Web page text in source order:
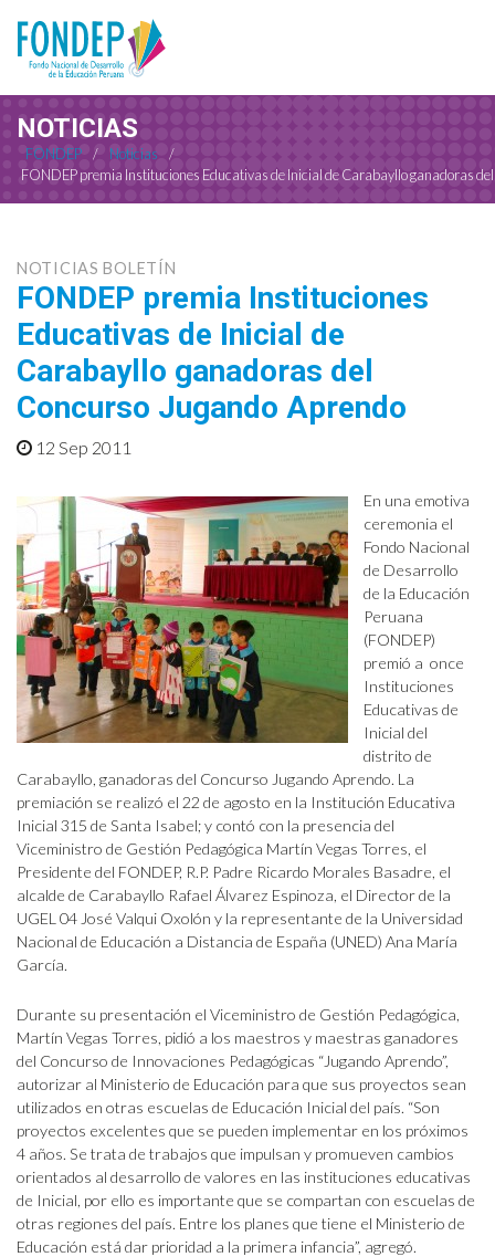
NOTICIAS
FONDEP / Noticias
/
FONDEP premia Instituciones Educativas de Inicial de Carabayllo ganadoras
NOTICIAS BOLETÍN
FONDEP premia Instituciones
Educativas de Inicial de
Carabayllo ganadoras del
Concurso Jugando Aprendo
12 Sep 2011
En una emotiva
ceremonia el
Fondo Nacional
de Desarrollo
de la Educación
Peruana
(FONDEP)
premió a once
Instituciones
Educativas de
Inicial del
distrito de
Carabayllo, ganadoras del Concurso Jugando Aprendo. La
premiación se realizó el 22 de agosto en la Institución Educativa
Inicial 315 de Santa Isabel; y contó con la presencia del
Viceministro de Gestión Pedagógica Martín Vegas Torres, el
Presidente del FONDEP, R.P. Padre Ricardo Morales Basadre, el
alcalde de Carabayllo Rafael Álvarez Espinoza, el Director de la
UGEL 04 José Valqui Oxolón y la representante de la Universidad
Nacional de Educación a Distancia de España (UNED) Ana María
García.
Durante su presentación el Viceministro de Gestión Pedagógica,
Martín Vegas Torres, pidió a los maestros y maestras ganadores
del Concurso de Innovaciones Pedagógicas “Jugando Aprendo”,
autorizar al Ministerio de Educación para que sus proyectos sean
utilizados en otras escuelas de Educación Inicial del país. “Son
proyectos excelentes que se pueden implementar en los próximos
4 años. Se trata de trabajos que impulsan y promueven cambios
orientados al desarrollo de valores en las instituciones educativas
de Inicial, por ello es importante que se compartan con escuelas de
otras regiones del país. Entre los planes que tiene el Ministerio de
Educación está dar prioridad a la primera infancia”, agregó.